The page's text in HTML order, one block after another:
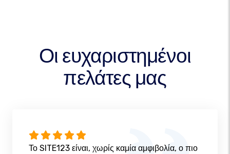
Οι ευχαριστημένοι
πελάτες μας
Το SITE123 είναι, χωρίς καμία αμφιβολία, ο πιο